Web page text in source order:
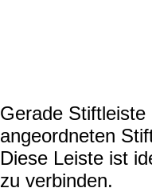
Gerade
angeordneten
Diese Leiste ist
zu verbinden.